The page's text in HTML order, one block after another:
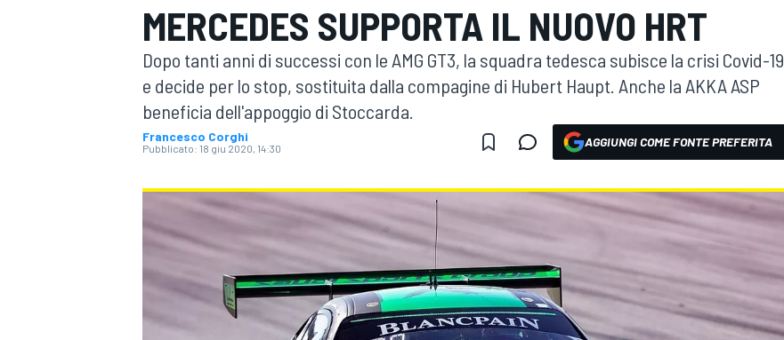
MOTOGP WEC
MERCEDES SUPPORTA IL NUOVO HRT
Dopo tanti anni di successi con le AMG GT3, la squadra tedesca subisce la crisi Covid-19
e decide per lo stop, sostituita dalla compagine di Hubert Haupt. Anche la AKKA ASP
beneficia dell'appoggio di Stoccarda.
Francesco Corghi
Pubblicato: 18 giu 2020, 14:30 AGGIUNGI COME FONTE PREFERITA